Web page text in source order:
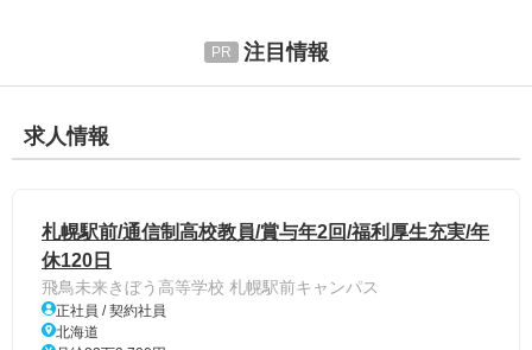
注目情報
求人情報
札幌駅前/通信制高校教員/賞与年2回/福利厚生充実/年
休120日
飛鳥未来きぼう高等学校 札幌駅前キャンパス
正社員 / 契約社員
北海道